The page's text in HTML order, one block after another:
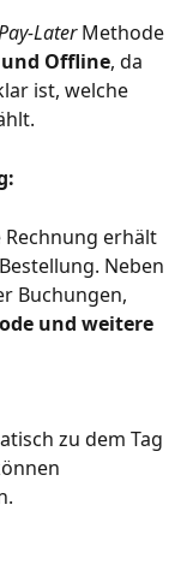
Later Methode
Offline, da
ist, welche
erhält
Neben
Buchungen,
und weitere
zu dem Tag